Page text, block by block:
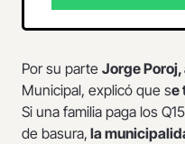
Por su parte Jorge
Municipal, explicó que se
Si una familia paga los
de basura, la